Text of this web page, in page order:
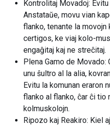
Kontrolitaj Movadoj:
Anstataŭe, movu vian
flanko, tenante la movojn
certigos, ke viaj kolo-
engaĝitaj kaj ne streĉitaj.
Plena Gamo de
unu ŝultro al la alia,
Evitu la komunan eraron
flanko al flanko, ĉar ĉi tio
kolmuskolojn.
Ripozo kaj Reakiro: Kiel